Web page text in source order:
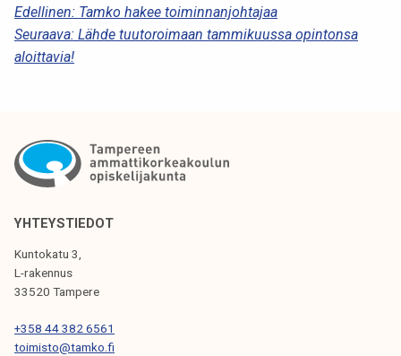
A
R
K
L
I
E
S
Edellinen: Tamko hakee toiminnanjohtajaa
Seuraava: Lähde tuutoroimaan tammikuussa opintonsa
aloittavia!
YHTEYSTIEDOT
Kuntokatu 3,
L-rakennus
33520 Tampere
+358 44 382 6561
toimisto@tamko.fi